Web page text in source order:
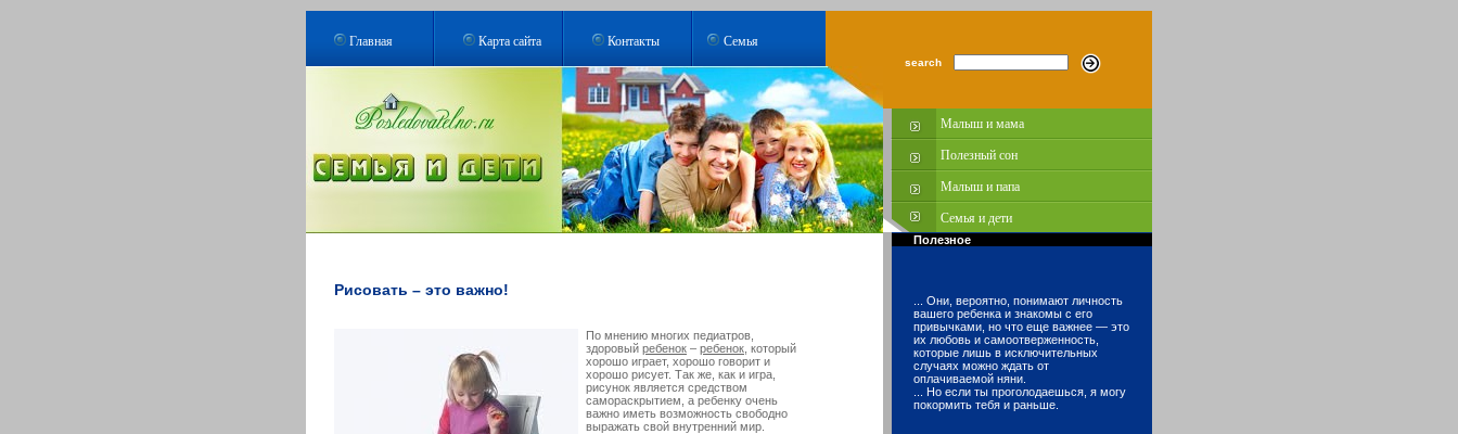
Главная Карта сайта Контакты Семья
search
Малыш и мама
Полезный сон
Малыш и папа
Семья и дети
Рисовать – это важно!
По мнению многих педиатров,
здоровый ребенок – ребенок , который
хорошо играет, хорошо говорит и
хорошо рисует. Так же, как и игра,
рисунок является средством
самораскрытием, а ребенку очень
важно иметь возможность свободно
выражать свой внутренний мир.
Полезное
... Они, вероятно, понимают личность
вашего ребенка и знакомы с его
привычками, но что еще важнее — это
их любовь и самоотверженность,
которые лишь в исключительных
случаях можно ждать от
оплачиваемой няни.
... Но если ты проголодаешься, я могу
покормить тебя и раньше.